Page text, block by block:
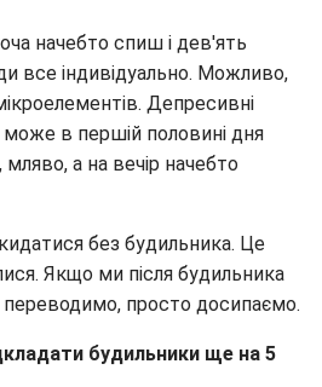
начебто спиш і дев'ять
все індивідуально. Можливо,
Депресивні
в першій половині дня
а на вечір начебто
без будильника. Це
Якщо ми після будильника
переводимо, просто досипаємо.
будильники ще на 5